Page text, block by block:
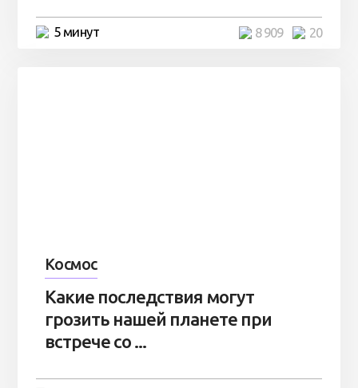
5 минут 20
8 909
Космос
Какие последствия могут
грозить нашей планете при
встрече со ...